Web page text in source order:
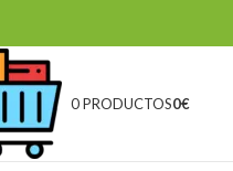
0 PRODUCTOS0€